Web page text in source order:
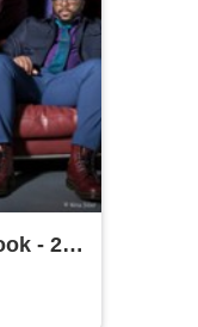
- 25